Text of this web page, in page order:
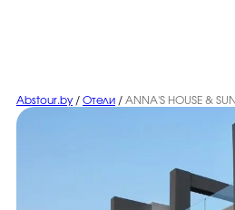
Abstour.by / Отели / ANNA'S HOUSE &